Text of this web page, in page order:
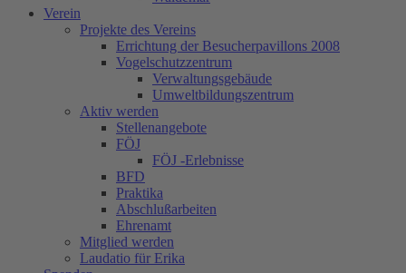
Verein
Projekte des Vereins
Errichtung der Besucherpavillons 2008
Vogelschutzzentrum
Verwaltungsgebäude
Umweltbildungszentrum
Aktiv werden
Stellenangebote
FÖJ
FÖJ -Erlebnisse
BFD
Praktika
Abschlußarbeiten
Ehrenamt
Mitglied werden
Laudatio für Erika